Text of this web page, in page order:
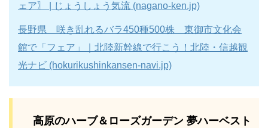
ェア〗 | じょうしょう気流 (nagano-ken.jp)
長野県 咲き乱れるバラ450種500株 東御市文化会
館で「フェア」｜北陸新幹線で行こう！北陸・信越観
光ナビ (hokurikushinkansen-navi.jp)
高原のハーブ＆ローズガーデン 夢ハーベスト